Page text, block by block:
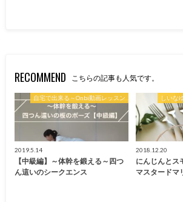
RECOMMEND こちらの記事も人気です。
自宅で出来る～Onbi動画レッスン
2019.5.14
【中級編】～体幹を鍛える～四つ
ん這いのシークエンス
しいな
2018.12.20
にんじんとス
マスタードマ